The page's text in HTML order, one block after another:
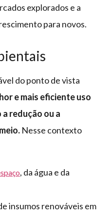
explorados e a
para novos.
do ponto de vista
e mais eficiente uso
redução ou a
Nesse contexto
, da água e da
insumos renováveis em